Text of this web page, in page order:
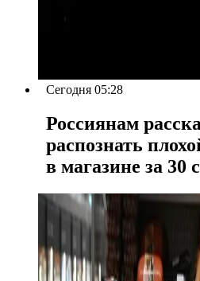
Сегодня 05:28
Россиянам
распознать
в магазине за 30